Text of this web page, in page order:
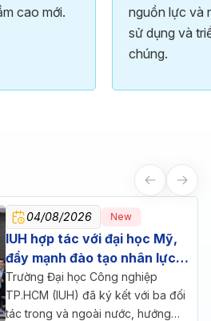
cao mới.
nguồn lực và
sử dụng và
chúng.
04/08/2026 New
IUH hợp tác với đại học Mỹ,
đẩy mạnh đào tạo nhân lực
chăm sóc sức khỏe
Trường Đại học Công nghiệp
TP.HCM (IUH) đã ký kết với ba đối
tác trong và ngoài nước, hướng